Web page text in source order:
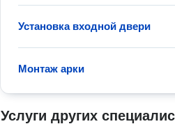
Установка входной двери
Монтаж арки
Услуги других